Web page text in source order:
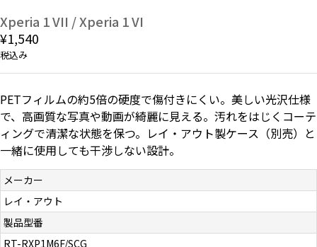
会社概要
お問い合わせ（一般の皆様）
プライバシーポリシー
Xperia 1 VII / Xperia 1 VI
¥1,540
税込み
PETフィルムの約5倍の硬度で傷付きにくい。美しい光沢仕様
で、高画質な写真や動画が綺麗に見える。汚れをはじくコーテ
ィングで清潔な状態を保つ。レイ・アウト製ケース（別売）と
一緒に使用しても干渉しない設計。
メーカー
レイ・アウト
製品型番
RT-RXP1M6F/SCG